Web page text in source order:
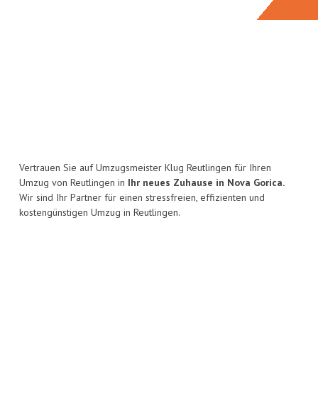
Vertrauen Sie auf Umzugsmeister Klug Reutlingen für Ihren
Umzug von Reutlingen in Ihr neues Zuhause in Nova Gorica.
Wir sind Ihr Partner für einen stressfreien, effizienten und
kostengünstigen Umzug in Reutlingen.